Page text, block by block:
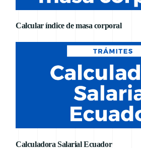
Calcular índice de masa corporal
Calculadora Salarial Ecuador